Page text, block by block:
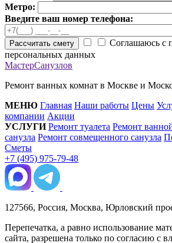
Метро:
Введите ваш номер телефона:
Рассчитать смету
Соглашаюсь с
персональных данных
МастерСанузлов
Ремонт ванных комнат в Москве и
МЕНЮ Главная Наши работы Цены
компании Акции
УСЛУГИ Ремонт туалета Ремонт
санузла Ремонт совмещенного санузла
Сметы
+7 (495) 975-79-48
127566, Россия, Москва, Юрловский
Перепечатка, а равно использование
сайта, разрешена только по согласию с